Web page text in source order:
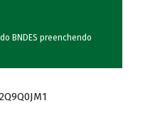
BNDES preenchendo